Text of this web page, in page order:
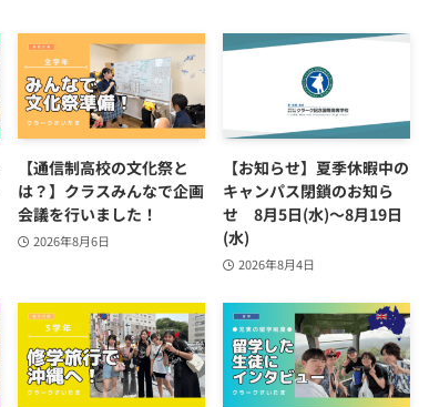
【通信制高校の文化祭と
は？】クラスみんなで企画
会議を行いました！
2026年8月6日
【お知らせ】夏季休暇中の
キャンパス閉鎖のお知ら
せ 8月5日(水)～8月19日
(水)
2026年8月4日